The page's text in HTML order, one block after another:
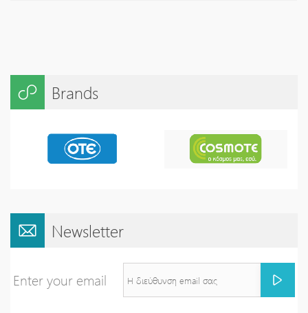
Brands
Newsletter
Enter your email